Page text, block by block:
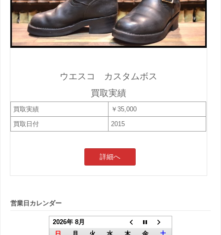
ウエスコ カスタムボス
買取実績
買取実績
￥35,000
買取日付
2015
詳細へ
営業日カレンダー
2026年 8月